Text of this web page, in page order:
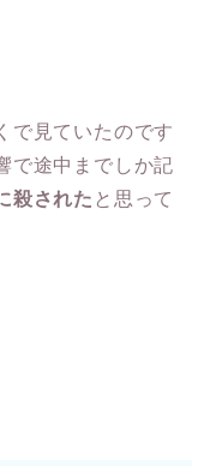
で見ていたのです
で途中までしか記
殺された と思って